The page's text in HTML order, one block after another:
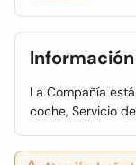
Información
La Compañía
coche, Servicio